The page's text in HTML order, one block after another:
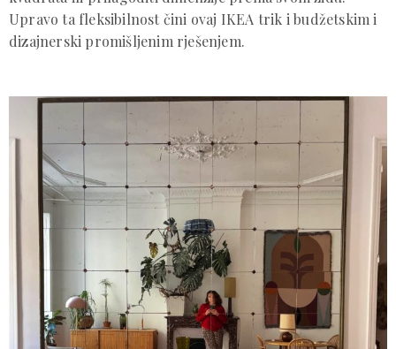
Upravo ta fleksibilnost čini ovaj IKEA trik i budžetskim i
dizajnerski promišljenim rješenjem.